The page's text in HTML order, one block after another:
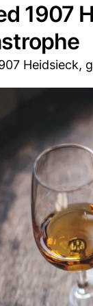
1907
Heidsieck,